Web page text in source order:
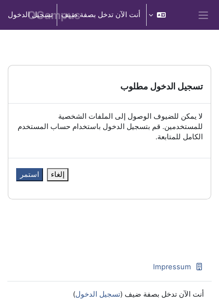
تخطى إلى المحتوى الرئيسي
أنت الآن تدخل بصفة ضيف تسجيل الدخول
تسجيل الدخول مطلوب
لا يمكن للضيوف الوصول إلى الملفات الشخصية
للمستخدمين. قم بتسجيل الدخول باستخدام حساب المستخدم
الكامل للمتابعة.
إلغاء استمر
Impressum
أنت الآن تدخل بصفة ضيف (تسجيل الدخول)